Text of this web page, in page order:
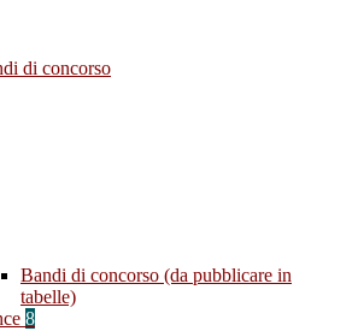
di concorso
Bandi di concorso (da pubblicare in
tabelle)
8